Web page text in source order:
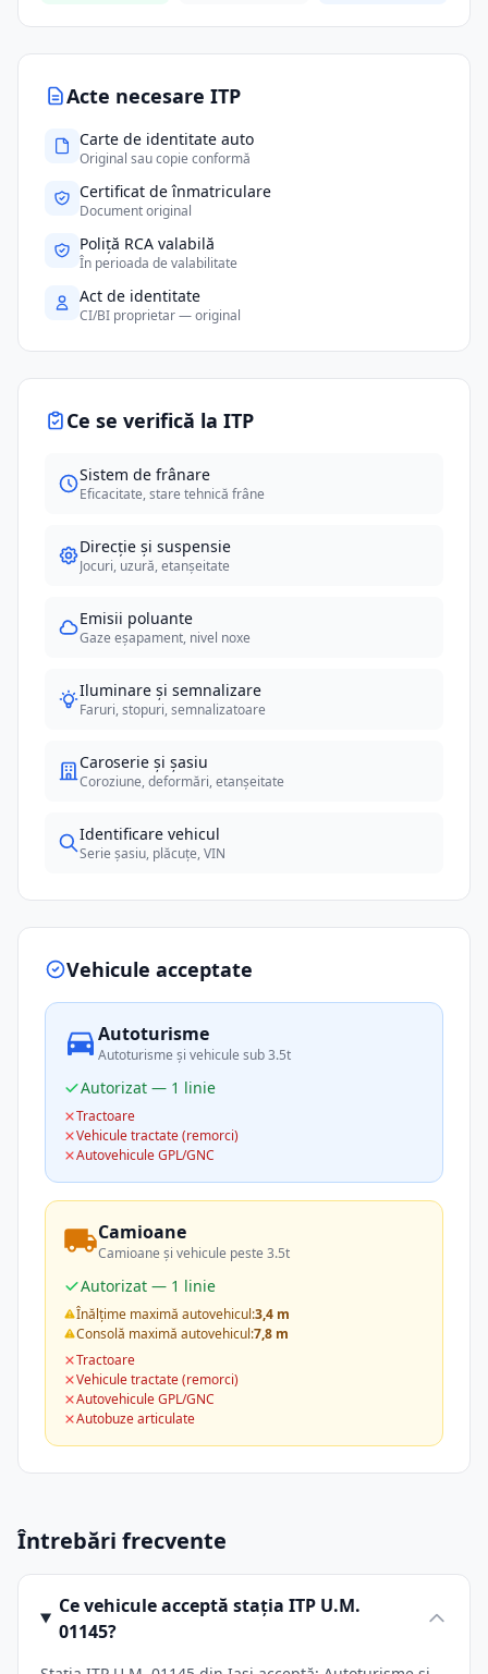
Acte necesare ITP
Carte de identitate auto
Original sau copie conformă
Certificat de înmatriculare
Document original
Poliță RCA valabilă
În perioada de valabilitate
Act de identitate
CI/BI proprietar — original
Ce se verifică la ITP
Sistem de frânare
Eficacitate, stare tehnică frâne
Direcție și suspensie
Jocuri, uzură, etanșeitate
Emisii poluante
Gaze eșapament, nivel noxe
Iluminare și semnalizare
Faruri, stopuri, semnalizatoare
Caroserie și șasiu
Coroziune, deformări, etanșeitate
Identificare vehicul
Serie șasiu, plăcuțe, VIN
Vehicule acceptate
Autoturisme
Autoturisme și vehicule sub 3.5t
Autorizat — 1 linie
Tractoare
Vehicule tractate (remorci)
Autovehicule GPL/GNC
Camioane
Camioane și vehicule peste 3.5t
Autorizat — 1 linie
Înălțime maximă autovehicul:3,4 m
Consolă maximă autovehicul:7,8 m
Tractoare
Vehicule tractate (remorci)
Autovehicule GPL/GNC
Autobuze articulate
Întrebări frecvente
Ce vehicule acceptă stația ITP U.M.
01145?